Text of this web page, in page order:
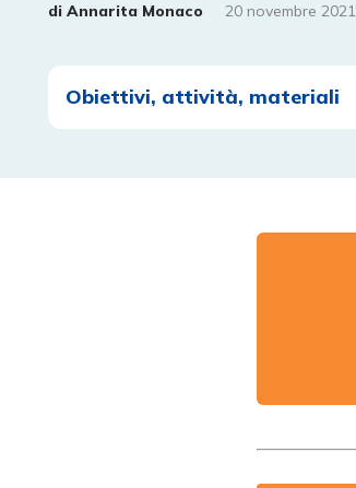
di Annarita Monaco 20 novembre 2021
Obiettivi, attività, materiali